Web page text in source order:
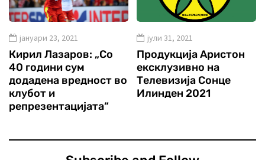
јануари 23, 2021
Кирил Лазаров: „Со
40 години сум
додадена вредност во
клубот и
репрезентацијата“
јули 31, 2021
Продукција Аристон
ексклузивно на
Телевизија Сонце
Илинден 2021